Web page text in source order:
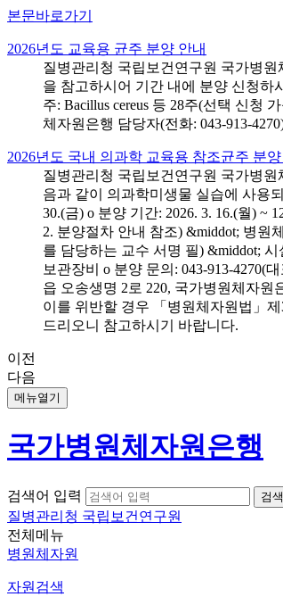
본문바로가기
2026년도 교육용 균주 분양 안내
질병관리청 국립보건연구원 국가병
을 참고하시어 기간 내에 분양 신청하
주: Bacillus cereus 등 28주(선택 신청
체자원은행 담당자(전화: 043-913-
2026년도 국내 의과학 교육용 참조균주 분양
질병관리청 국립보건연구원 국가병
음과 같이 의과학미생물 실습에 사용
30.(금) o 분양 기간: 2026. 3. 16.(월) ~
2. 분양절차 안내 참조) &middot; 병원
를 담당하는 교수 서명 필) &middot;
보관장비 o 분양 문의: 043-913-4270(
읍 오송생명 2로 220, 국가병원체자
이를 위반할 경우 「병원체자원법」
드리오니 참고하시기 바랍니다.
이전
다음
메뉴열기
국가병원체자원은행
검색어 입력
질병관리청 국립보건연구원
전체메뉴
병원체자원
자원검색